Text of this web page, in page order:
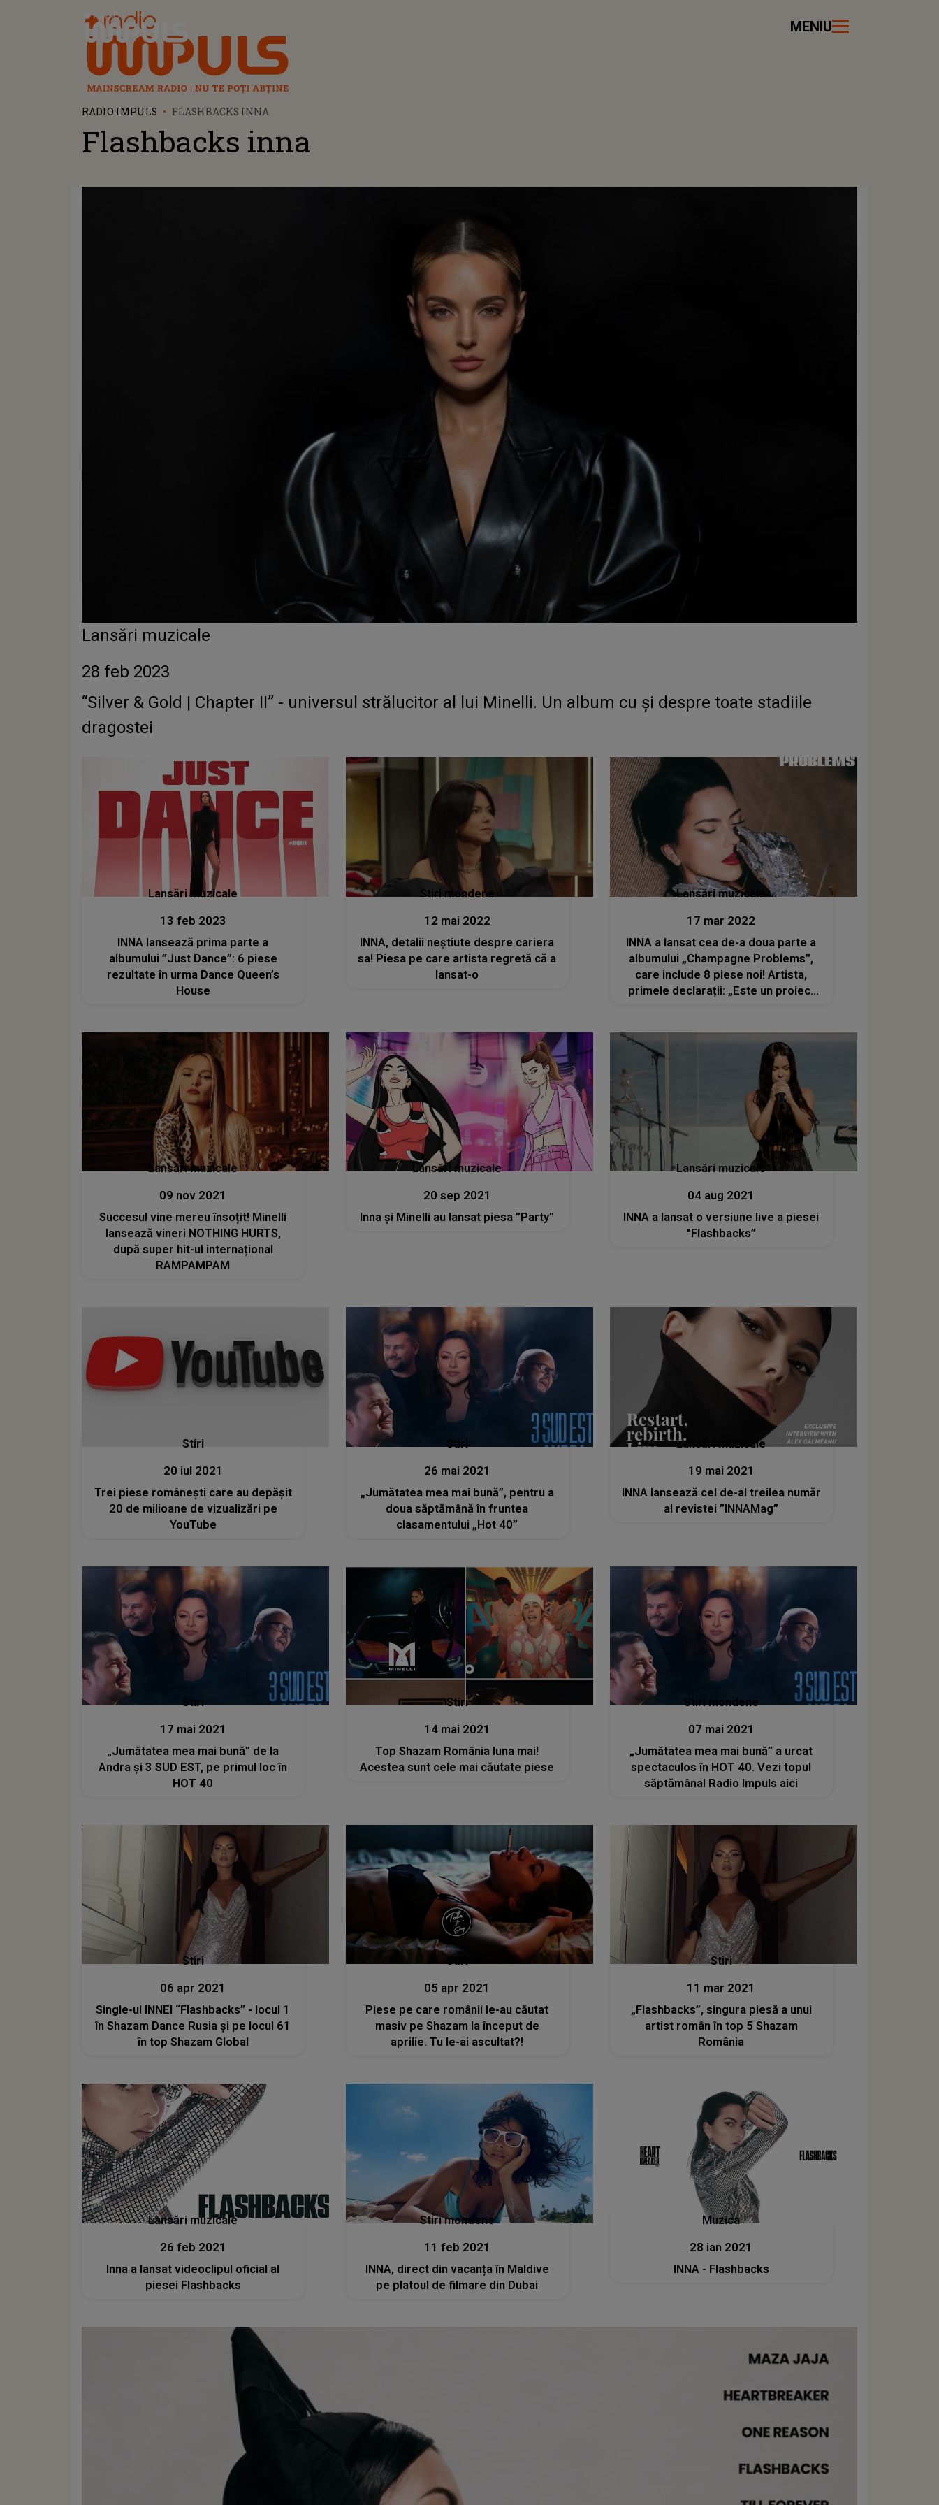
Radio Impuls MENIU
RADIO IMPULS FLASHBACKS INNA
Flashbacks inna
Lansări muzicale
28 feb 2023
“Silver & Gold | Chapter II” - universul strălucitor al lui Minelli. Un album cu și despre toate stadiile
dragostei
Lansări muzicale
13 feb 2023
INNA lansează prima parte a
albumului ”Just Dance”: 6 piese
rezultate în urma Dance Queen’s
House
Stiri mondene
12 mai 2022
INNA, detalii neștiute despre cariera
sa! Piesa pe care artista regretă că a
lansat-o
Lansări muzicale
17 mar 2022
INNA a lansat cea de-a doua parte a
albumului „Champagne Problems”,
care include 8 piese noi! Artista,
primele declarații: „Este un proiect
Lansări muzicale
09 nov 2021
Succesul vine mereu însoțit! Minelli
lansează vineri NOTHING HURTS,
după super hit-ul internațional
RAMPAMPAM
Lansări muzicale
20 sep 2021
Inna și Minelli au lansat piesa ”Party”
Lansări muzicale
04 aug 2021
INNA a lansat o versiune live a piesei
"Flashbacks”
Stiri
20 iul 2021
Trei piese românești care au depășit
20 de milioane de vizualizări pe
YouTube
Stiri
26 mai 2021
„Jumătatea mea mai bună”, pentru a
doua săptămână în fruntea
clasamentului „Hot 40”
Lansări muzicale
19 mai 2021
INNA lansează cel de-al treilea număr
al revistei ”INNAMag”
Stiri
17 mai 2021
„Jumătatea mea mai bună” de la
Andra și 3 SUD EST, pe primul loc în
HOT 40
Stiri
14 mai 2021
Top Shazam România luna mai!
Acestea sunt cele mai căutate piese
Stiri mondene
07 mai 2021
„Jumătatea mea mai bună” a urcat
spectaculos în HOT 40. Vezi topul
săptămânal Radio Impuls aici
Stiri
06 apr 2021
Single-ul INNEI “Flashbacks” - locul 1
în Shazam Dance Rusia și pe locul 61
în top Shazam Global
Stiri
05 apr 2021
Piese pe care românii le-au căutat
masiv pe Shazam la început de
aprilie. Tu le-ai ascultat?!
Stiri
11 mar 2021
„Flashbacks”, singura piesă a unui
artist român în top 5 Shazam
România
Lansări muzicale
26 feb 2021
Inna a lansat videoclipul oficial al
piesei Flashbacks
Stiri mondene
11 feb 2021
INNA, direct din vacanța în Maldive
pe platoul de filmare din Dubai
Muzica
28 ian 2021
INNA - Flashbacks